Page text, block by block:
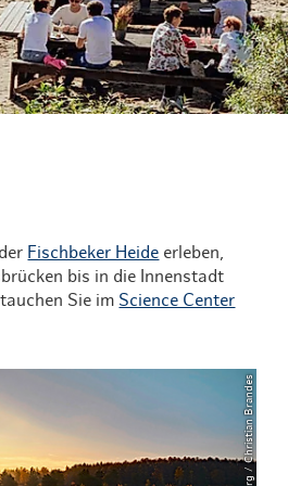
Fischbeker Heide erleben,
bis in die Innenstadt
Sie im Science Center